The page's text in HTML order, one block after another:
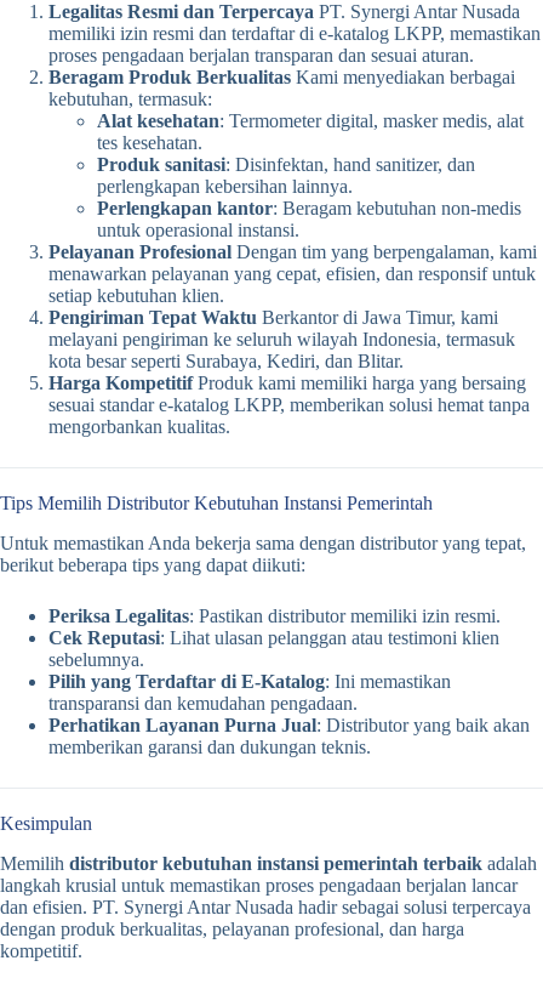
Legalitas Resmi dan Terpercaya PT. Synergi Antar Nusada
memiliki izin resmi dan terdaftar di e-katalog LKPP, memastikan
proses pengadaan berjalan transparan dan sesuai aturan.
Beragam Produk Berkualitas Kami menyediakan berbagai
kebutuhan, termasuk:
Alat kesehatan: Termometer digital, masker medis, alat
tes kesehatan.
Produk sanitasi: Disinfektan, hand sanitizer, dan
perlengkapan kebersihan lainnya.
Perlengkapan kantor: Beragam kebutuhan non-medis
untuk operasional instansi.
Pelayanan Profesional Dengan tim yang berpengalaman, kami
menawarkan pelayanan yang cepat, efisien, dan responsif untuk
setiap kebutuhan klien.
Pengiriman Tepat Waktu Berkantor di Jawa Timur, kami
melayani pengiriman ke seluruh wilayah Indonesia, termasuk
kota besar seperti Surabaya, Kediri, dan Blitar.
Harga KompetitifProduk kami memiliki harga yang bersaing
sesuai standar e-katalog LKPP, memberikan solusi hemat tanpa
mengorbankan kualitas.
Tips Memilih Distributor Kebutuhan Instansi Pemerintah
Untuk memastikan Anda bekerja sama dengan distributor yang tepat,
berikut beberapa tips yang dapat diikuti:
Periksa Legalitas: Pastikan distributor memiliki izin resmi.
Cek Reputasi: Lihat ulasan pelanggan atau testimoni klien
sebelumnya.
Pilih yang Terdaftar di E-Katalog: Ini memastikan
transparansi dan kemudahan pengadaan.
Perhatikan Layanan Purna Jual: Distributor yang baik akan
memberikan garansi dan dukungan teknis.
Kesimpulan
Memilih distributor kebutuhan instansi pemerintah terbaik adalah
langkah krusial untuk memastikan proses pengadaan berjalan lancar
dan efisien. PT. Synergi Antar Nusada hadir sebagai solusi terpercaya
dengan produk berkualitas, pelayanan profesional, dan harga
kompetitif.